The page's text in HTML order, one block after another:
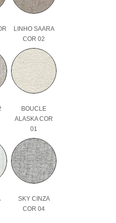
LINHO SAARA
COR 02
BOUCLE
ALASKA COR
01
SKY CINZA
COR 04